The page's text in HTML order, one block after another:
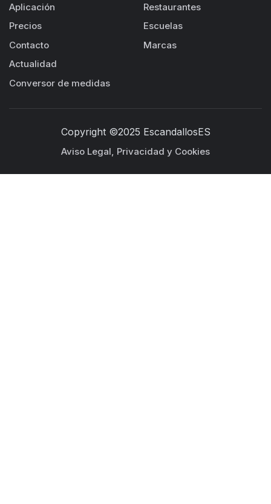
Aplicación
Precios
Contacto
Actualidad
Conversor de medidas
Restaurantes
Escuelas
Marcas
Copyright ©2025 EscandallosES
Aviso Legal, Privacidad y Cookies